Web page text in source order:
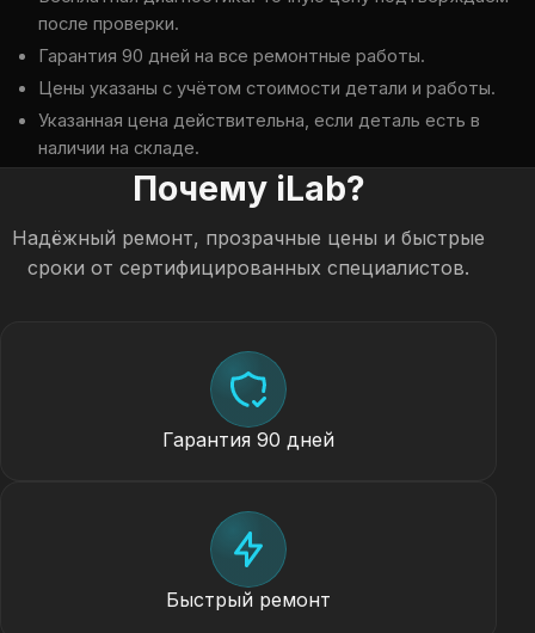
после проверки.
Гарантия 90 дней на все ремонтные работы.
Цены указаны с учётом стоимости детали и работы.
Указанная цена действительна, если деталь есть в
наличии на складе.
Почему iLab?
Надёжный ремонт, прозрачные цены и быстрые
сроки от сертифицированных специалистов.
Гарантия 90 дней
Быстрый ремонт